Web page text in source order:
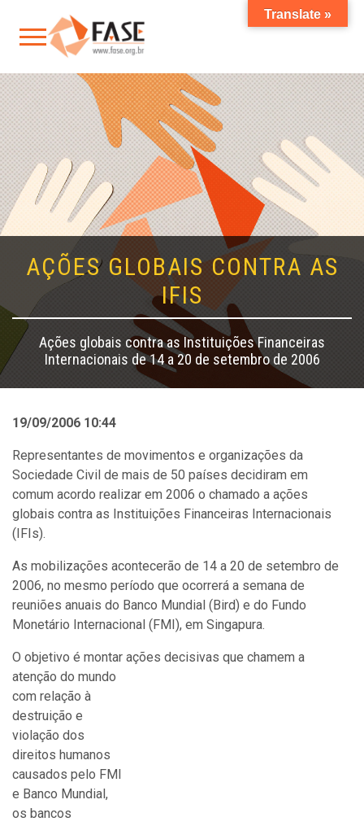
AÇÕES GLOBAIS CONTRA AS
IFIS
Ações globais contra as Instituições Financeiras
Internacionais de 14 a 20 de setembro de 2006
19/09/2006 10:44
Representantes de movimentos e organizações da
Sociedade Civil de mais de 50 países decidiram em
comum acordo realizar em 2006 o chamado a ações
globais contra as Instituições Financeiras Internacionais
(IFIs).
As mobilizações acontecerão de 14 a 20 de setembro de
2006, no mesmo período que ocorrerá a semana de
reuniões anuais do Banco Mundial (Bird) e do Fundo
Monetário Internacional (FMI), em Singapura.
O objetivo é montar ações decisivas que chamem a
atenção do mundo
com relação à
destruição e
violação dos
direitos humanos
causados pelo FMI
e Banco Mundial,
os bancos
Translate »